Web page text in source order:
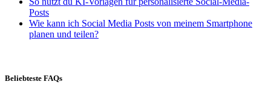
Posts
Wie kann ich Social Media Posts von meinem Smartphone
planen und teilen?
Beliebteste FAQs